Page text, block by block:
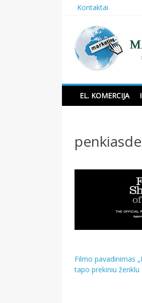
content
Kontaktai
EL. KOMERCIJA
Navigacija
tarp
Filmo pavadinimas
tapo prekiniu ženklu